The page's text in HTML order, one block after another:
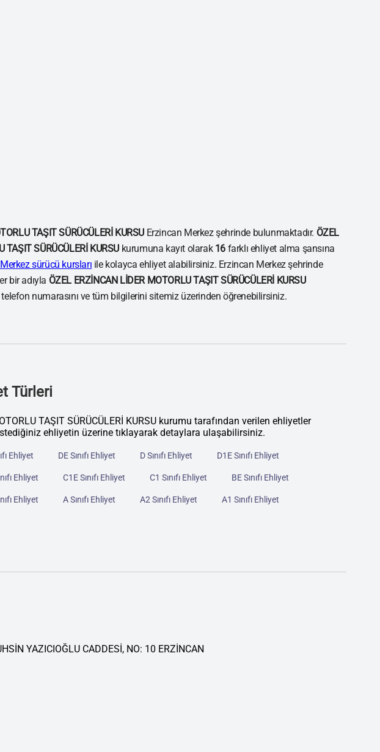
TAŞIT SÜRÜCÜLERİ KURSU Erzincan Merkez şehrinde bulunmaktadır. ÖZEL
TAŞIT SÜRÜCÜLERİ KURSU kurumuna kayıt olarak 16 farklı ehliyet alma şansına
sürücü kursları ile kolayca ehliyet alabilirsiniz. Erzincan Merkez şehrinde
bir adıyla ÖZEL ERZİNCAN LİDER MOTORLU TAŞIT SÜRÜCÜLERİ KURSU
numarasını ve tüm bilgilerini sitemiz üzerinden öğrenebilirsiniz.
Türleri
TAŞIT SÜRÜCÜLERİ KURSU kurumu tarafından verilen ehliyetler
ehliyetin üzerine tıklayarak detaylara ulaşabilirsiniz.
Ehliyet DE Sınıfı Ehliyet D Sınıfı Ehliyet D1E Sınıfı Ehliyet
Ehliyet C1E Sınıfı Ehliyet C1 Sınıfı Ehliyet BE Sınıfı Ehliyet
Ehliyet A Sınıfı Ehliyet A2 Sınıfı Ehliyet A1 Sınıfı Ehliyet
YAZICIOĞLU CADDESİ, NO: 10 ERZİNCAN